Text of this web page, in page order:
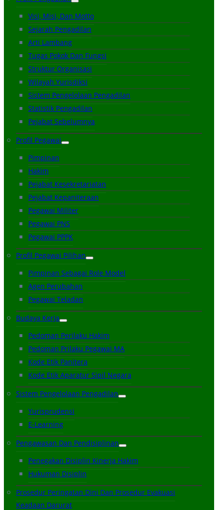
Visi, Misi, Dan Motto
Sejarah Pengadilan
Arti Lambang
Tugas Pokok Dan Fungsi
Struktur Organisasi
Wilayah Yurisdiksi
Sistem Pengelolaan Pengadilan
Statistik Pengadilan
Pejabat Sebelumnya
Profil Pegawai
Pimpinan
Hakim
Pejabat Kesekretariatan
Pejabat Kepaniteraan
Pegawai Militer
Pegawai PNS
Pegawai PPPK
Profil Pegawai Pilihan
Pimpinan Sebagai Role Model
Agen Perubahan
Pegawai Teladan
Budaya Kerja
Pedoman Perilaku Hakim
Pedoman Prilaku Pegawai MA
Kode Etik Panitera
Kode Etik Aparatur Sipil Negara
Sistem Pengelolaan Pengadilan
Yurisprudensi
E-Learning
Pengawasan Dan Pendisiplinan
Penegakan Disiplin Kinerja Hakim
Hukuman Disiplin
Prosedur Peringatan Dini Dan Prosedur Evakuasi
Keadaan Darurat